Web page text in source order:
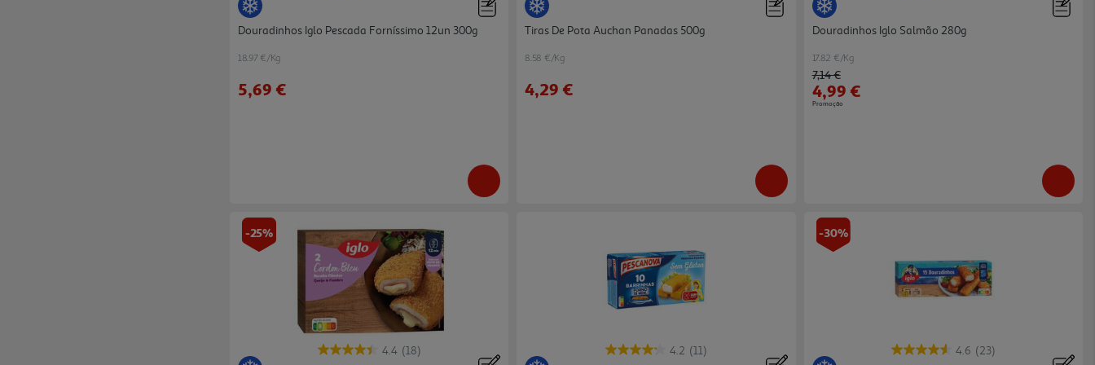
Douradinhos Iglo Pescada Forníssimo 12un 300g
18.97 €/Kg
5,69 €
Tiras De Pota Auchan Panadas 500g
8.58 €/Kg
4,29 €
Douradinhos Iglo Salmão 280g
17.82 €/Kg
Price reduced from
7,14 €to
4,99 €
Promoção
-25%
4.4 (18) 4.2 (11)
-30%
4.6 (23)